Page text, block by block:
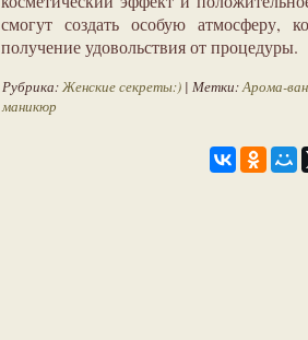
смогут создать особую атмосферу,
получение удовольствия от процедуры.
Рубрика:Женские секреты:) | Метки:Арома-
маникюр